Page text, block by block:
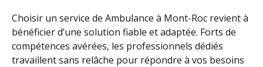
Choisir un service de Ambulance à Mont-Roc revient à
bénéficier d’une solution fiable et adaptée. Forts de
compétences avérées, les professionnels dédiés
travaillent sans relâche pour répondre à vos besoins